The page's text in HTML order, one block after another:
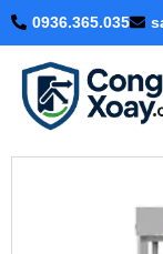
0936.365.035